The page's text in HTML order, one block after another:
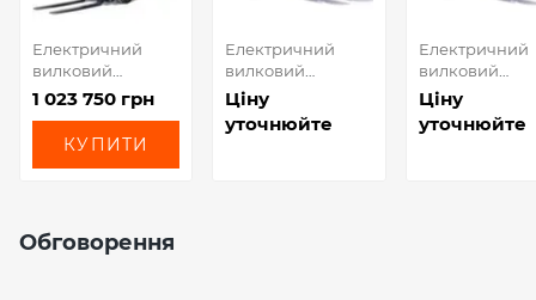
Електричний
вилковий
навантажувач EP
CPD20L1 (2 т)
1 023 750 грн
КУПИТИ
Електричний
вилковий
навантажувач
Hyundai 50B-X (5
т)
Ціну
уточнюйте
Електричний
вилковий
навантажувач
Hyundai 40B-
т)
Ціну
уточнюйте
Обговорення